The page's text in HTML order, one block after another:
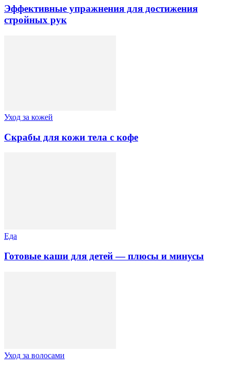
Эффективные упражнения для достижения
стройных рук
Уход за кожей
Скрабы для кожи тела с кофе
Еда
Готовые каши для детей — плюсы и минусы
Уход за волосами